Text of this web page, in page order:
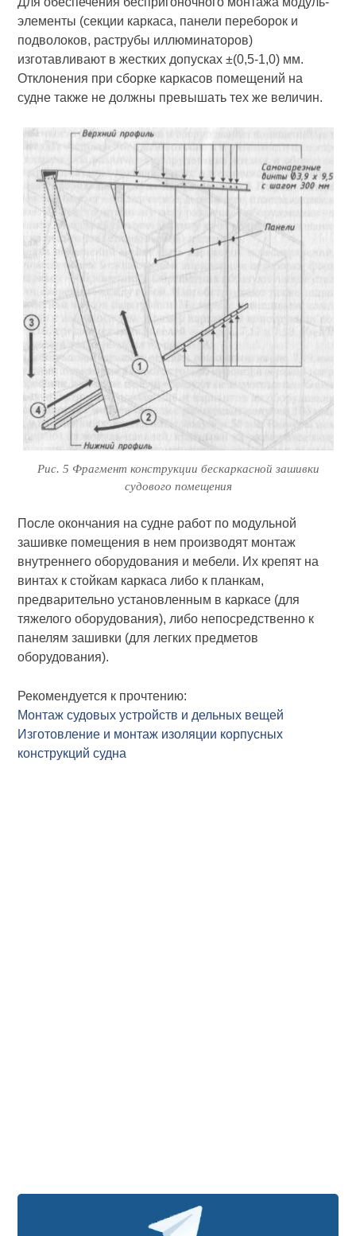
элементы (сек­ции каркаса, панели переборок и
подволоков, раструбы иллюминато­ров)
изготавливают в жестких допусках ±(0,5-1,0) мм.
Отклонения при сборке каркасов помещений на
судне также не должны превышать тех же величин.
Рис. 5 Фрагмент конструкции бескаркасной зашивки
судово­го помещения
После окончания на судне работ по модульной
зашивке помещения в нем производят монтаж
внутреннего оборудования и мебели. Их кре­пят на
винтах к стойкам каркаса либо к планкам,
предварительно уста­новленным в каркасе (для
тяжелого оборудования), либо непосред­ственно к
панелям зашивки (для легких предметов
оборудования).
Рекомендуется к прочтению:
Монтаж судовых устройств и дельных вещей
Изготовление и монтаж изоляции корпусных
конструкций судна